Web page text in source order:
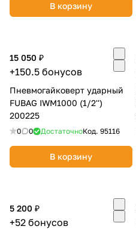
В корзину
15 050 ₽
+150.5 бонусов
Пневмогайковерт ударный
FUBAG IWM1000 (1/2'')
200225
0 0 ДостаточноКод. 95116
В корзину
5 200 ₽
+52 бонусов